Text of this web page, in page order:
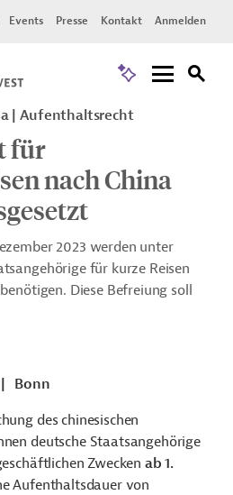
Events Presse Kontakt Anmelden
| Aufenthaltsrecht
für
nach China
2023 werden unter
für kurze Reisen
Diese Befreiung soll
Bonn
des chinesischen
deutsche Staatsangehörige
Zwecken ab 1.
Aufenthaltsdauer von